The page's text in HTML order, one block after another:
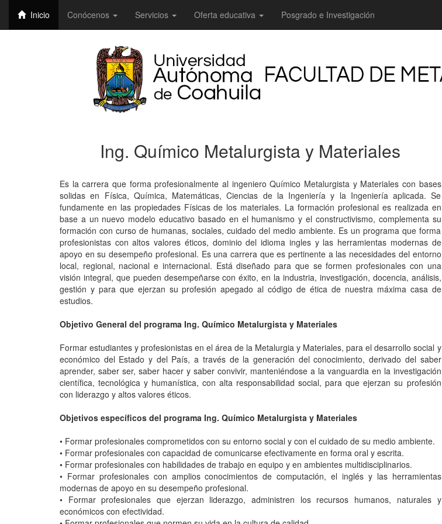
Inicio Conócenos Servicios Oferta educativa Posgrado e Investigación
Ing. Químico Metalurgista y Materiales
Es la carrera que forma profesionalmente al ingeniero Químico Metalurgista y Materiales con bases
solidas en Física, Química, Matemáticas, Ciencias de la Ingeniería y la Ingeniería aplicada. Se
fundamente en las propiedades Físicas de los materiales. La formación profesional es realizada en
base a un nuevo modelo educativo basado en el humanismo y el constructivismo, complementa su
formación con curso de humanas, sociales, cuidado del medio ambiente. Es un programa que forma
profesionistas con altos valores éticos, dominio del idioma ingles y las herramientas modernas de
apoyo en su desempeño profesional. Es una carrera que es pertinente a las necesidades del entorno
local, regional, nacional e internacional. Está diseñado para que se formen profesionales con una
visión integral, que pueden desempeñarse con éxito, en la industria, investigación, docencia, análisis,
gestión y para que ejerzan su profesión apegado al código de ética de nuestra máxima casa de
estudios.
Objetivo General del programa Ing. Químico Metalurgista y Materiales
Formar estudiantes y profesionistas en el área de la Metalurgia y Materiales, para el desarrollo social y
económico del Estado y del País, a través de la generación del conocimiento, derivado del saber
aprender, saber ser, saber hacer y saber convivir, manteniéndose a la vanguardia en la investigación
científica, tecnológica y humanística, con alta responsabilidad social, para que ejerzan su profesión
con liderazgo y altos valores éticos.
Objetivos específicos del programa Ing. Químico Metalurgista y Materiales
• Formar profesionales comprometidos con su entorno social y con el cuidado de su medio ambiente.
• Formar profesionales con capacidad de comunicarse efectivamente en forma oral y escrita.
• Formar profesionales con habilidades de trabajo en equipo y en ambientes multidisciplinarios.
• Formar profesionales con amplios conocimientos de computación, el inglés y las herramientas
modernas de apoyo en su desempeño profesional.
• Formar profesionales que ejerzan liderazgo, administren los recursos humanos, naturales y
económicos con efectividad.